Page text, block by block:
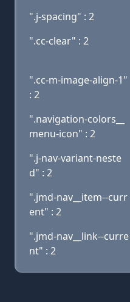
".j-spacing" : 2
".cc-clear" : 2
".cc-m-image-align-1"
: 2
".navigation-colors__
menu-icon" : 2
".j-nav-variant-neste
d" : 2
".jmd-nav__item--curr
ent" : 2
".jmd-nav__link--curre
nt" : 2